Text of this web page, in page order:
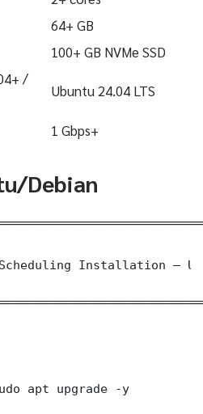
64+ GB
100+ GB NVMe SSD
/
Ubuntu 24.04 LTS
1 Gbps+
Debian
Installation —
apt upgrade -y